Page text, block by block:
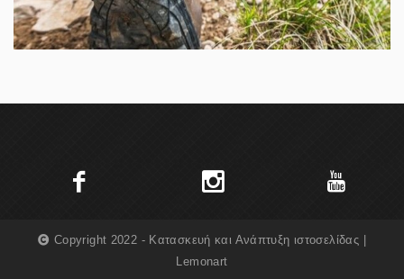
Copyright 2022 - Κατασκευή και Ανάπτυξη ιστοσελίδας |
Lemonart